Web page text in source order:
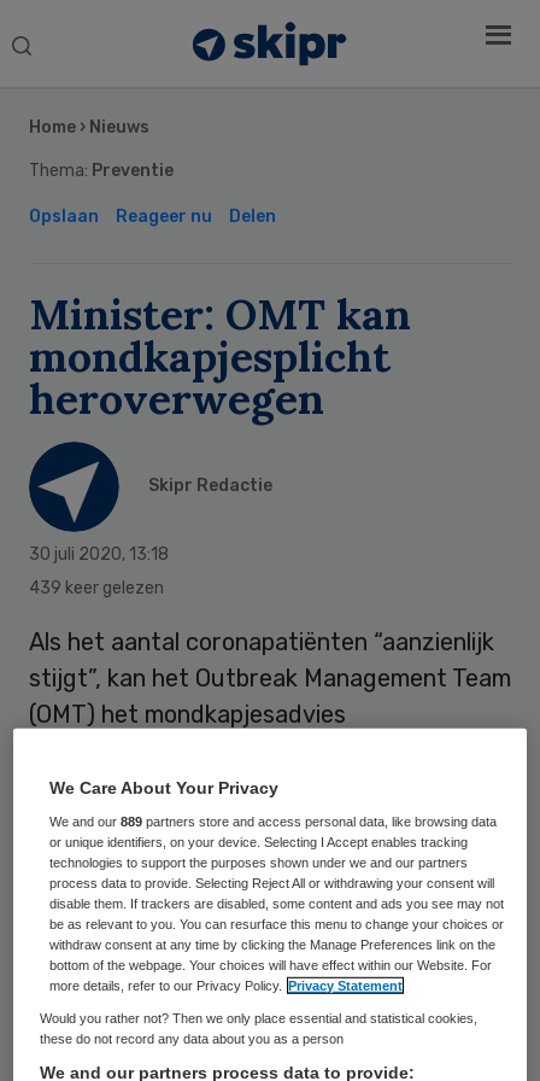
Search
Home › Nieuws
Thema: Preventie
Opslaan Reageer nu Delen
Minister: OMT kan
mondkapjesplicht
heroverwegen
Skipr Redactie
30 juli 2020, 13:18
439 keer gelezen
Als het aantal coronapatiënten “aanzienlijk
stijgt”, kan het Outbreak Management Team
(OMT) het mondkapjesadvies
de Jonge (Volksgezondheid) donderdag in
een brief aan de Tweede Kamer.
Het OMT adviseerde eerder deze week om
geen landelijke mondkapjesplicht in te
voeren, omdat het niet wetenschappelijk is
bewezen dat dit een effectieve maatregel
is tegen de verspreiding van het
Sidebar
We Care About Your Privacy
We and our889 partners store and access personal data, like browsing data
or unique identifiers, on your device. Selecting I Accept enables tracking
technologies to support the purposes shown under we and our partners
process data to provide. Selecting Reject All or withdrawing your consent will
disable them. If trackers are disabled, some content and ads you see may not
be as relevant to you. You can resurface this menu to change your choices or
withdraw consent at any time by clicking the Manage Preferences link on the
bottom of the webpage. Your choices will have effect within our Website. For
more details, refer to our Privacy Policy.
Privacy Statement
Would you rather not? Then we only place essential and statistical cookies,
these do not record any data about you as a person
We and our partners process data to provide: